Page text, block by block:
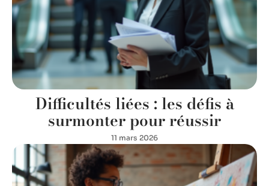
Difficultés liées : les défis à
surmonter pour réussir
11 mars 2026